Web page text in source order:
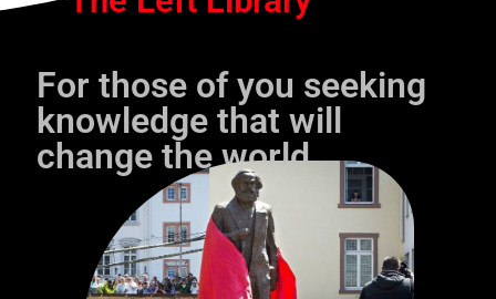
For those of you seeking
knowledge that will
change the world